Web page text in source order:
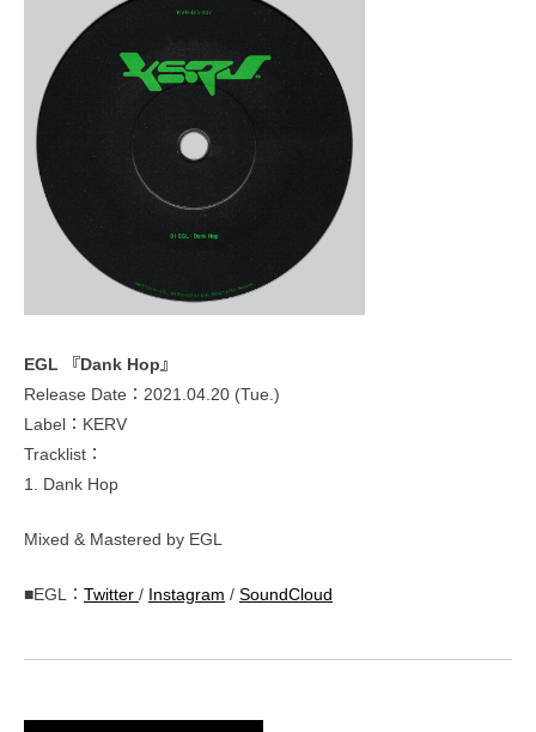
EGL 『Dank Hop』
Release Date：2021.04.20 (Tue.)
Label：KERV
Tracklist：
1. Dank Hop
Mixed & Mastered by EGL
■EGL： Twitter / Instagram / SoundCloud